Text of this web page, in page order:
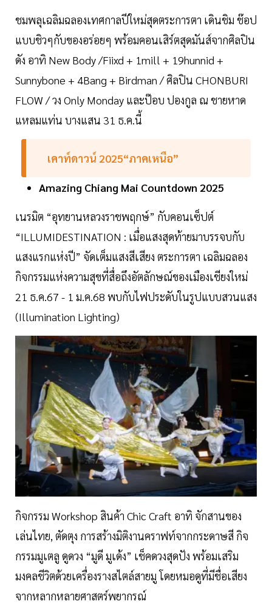
ชมพลุเฉลิมฉลองเทศกาลปีใหม่สุดตระการตา เดินชิม ช๊อป
แบบชิวๆกับของอร่อยๆ พร้อมคอนเสิร์ตสุดมันส์จากศิลปิน
ดัง อาทิ New Body /Fiixd + 1mill + 19hunnid +
Sunnybone + 4Bang + Birdman / ศิลปิน CHONBURI
FLOW / วง Only Monday และป๊อบ ปองกูล ณ ชายหาด
แหลมแท่น บางแสน 31 ธ.ค.นี้
เคาท์ดาวน์ 2025“ภาคเหนือ”
Amazing Chiang Mai Countdown 2025
เนรมิต “อุทยานหลวงราชพฤกษ์” กับคอนเซ็ปต์
“ILLUMIDESTINATION : เมื่อแสงสุดท้ายมาบรรจบกับ
แสงแรกแห่งปี” จัดเต็มแสงสีเสียง ตระการตา เฉลิมฉลอง
กิจกรรมแห่งความสุขที่สื่อถึงอัตลักษณ์ของเมืองเชียงใหม่
21 ธ.ค.67 - 1 ม.ค.68 พบกับไฟประดับในรูปแบบสวนแสง
(Illumination Lighting)
กิจกรรม Workshop สินค้า Chic Craft อาทิ จักสานของ
เล่นไทย, ตัดตุง การสร้างมิติงานคราฟท์จากกระดาษสี กิจ
กรรมมูเตลู ดูดวง “มูดี มูเด้ง” เช็คดวงสุดปัง พร้อมเสริม
มงคลชีวิตด้วยเครื่องรางสไตล์สายมู โดยหมอดูที่มีชื่อเสียง
จากหลากหลายศาสตร์พยากรณ์